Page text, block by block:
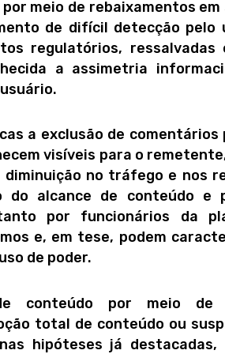
meio de rebaixamentos
de difícil detecção pelo
regulatórios, ressalvadas
a assimetria
a exclusão de comentários
visíveis para o
diminuição no tráfego e nos
do alcance de conteúdo e
por funcionários da
e, em tese, podem
de poder.
conteúdo por meio de
total de conteúdo ou
hipóteses já destacadas,